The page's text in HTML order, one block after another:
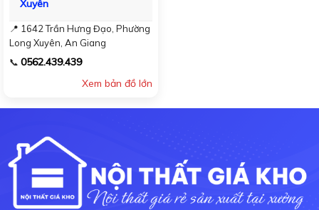
Xuyên
📍 1642 Trần Hưng Đạo, Phường
Long Xuyên, An Giang
📞 0562.439.439
Xem bản đồ lớn